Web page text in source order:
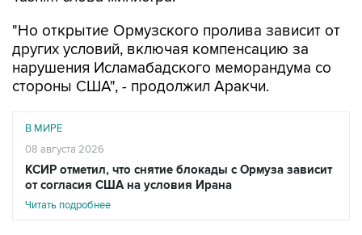
"Но открытие Ормузского пролива зависит от
других условий, включая компенсацию за
нарушения Исламабадского меморандума со
стороны США", - продолжил Аракчи.
В МИРЕ
08 августа 2026
КСИР отметил, что снятие блокады с Ормуза зависит
от согласия США на условия Ирана
Читать подробнее